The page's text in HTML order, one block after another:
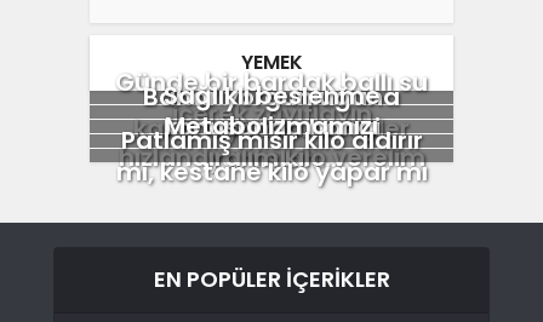
YEMEK
Günde bir bardak ballı su
içerek zayıflayın
Bahar yorgunluğuna
karşı faydalı meyveler
Sağlıklı beslenme
konusunda hangi
yanlışları...
Metabolizmamızı
hızlandıralım kilo verelim
Patlamış mısır kilo aldırır
mı, kestane kilo yapar mı
EN POPÜLER İÇERIKLER